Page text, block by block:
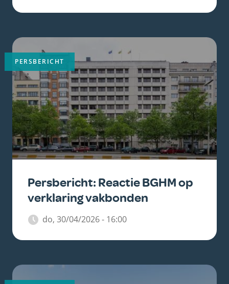
Belangrijkste
afbeelding
Persbericht: Reactie BGHM op
verklaring vakbonden
do, 30/04/2026 - 16:00
PERSBERICHT
Belangrijkste
afbeelding